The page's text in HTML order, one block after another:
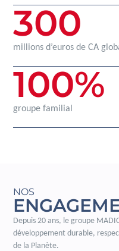
millions d’euros de CA
300
groupe familial
100%
NOS
Depuis 20 ans, le groupe
développement durable,
de la Planète.